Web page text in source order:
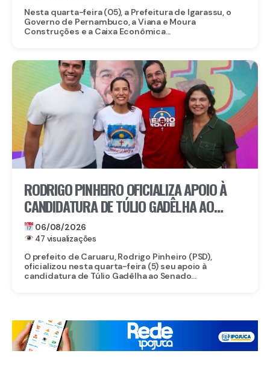
Nesta quarta-feira (05), a Prefeitura de Igarassu, o
Governo de Pernambuco, a Viana e Moura
Construções e a Caixa Econômica...
RODRIGO PINHEIRO OFICIALIZA APOIO À
CANDIDATURA DE TÚLIO GADÊLHA AO
SENADO
06/08/2026
47 visualizações
O prefeito de Caruaru, Rodrigo Pinheiro (PSD),
oficializou nesta quarta-feira (5) seu apoio à
candidatura de Túlio Gadêlha ao Senado...